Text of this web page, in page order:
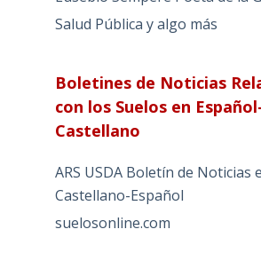
Salud Pública y algo más
Boletines de Noticias
con los Suelos en
Castellano
ARS USDA Boletín de Noticias
Castellano-Español
suelosonline.com